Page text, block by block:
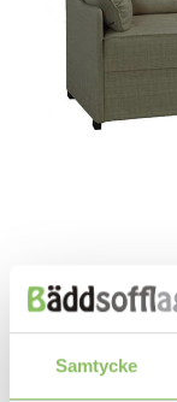
Samtycke
Both comments
Next→